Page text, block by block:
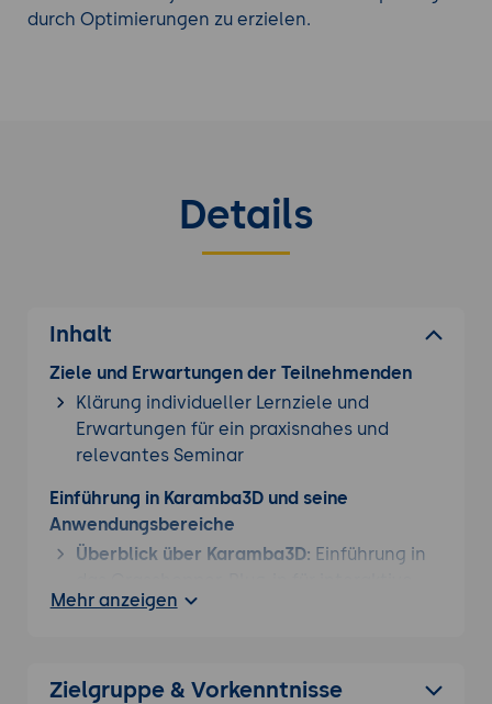
Schulungen.
durch Optimierungen zu erzielen.
Details
Inhalt
Ziele und Erwartungen der Teilnehmenden
Klärung individueller Lernziele und
Erwartungen für ein praxisnahes und
relevantes Seminar
Einführung in Karamba3D und seine
Anwendungsbereiche
Überblick über Karamba3D: Einführung in
Tragwerksberechnungen und
Architektur, Ingenieurwesen und
Mehr anzeigen
Zielgruppe & Vorkenntnisse